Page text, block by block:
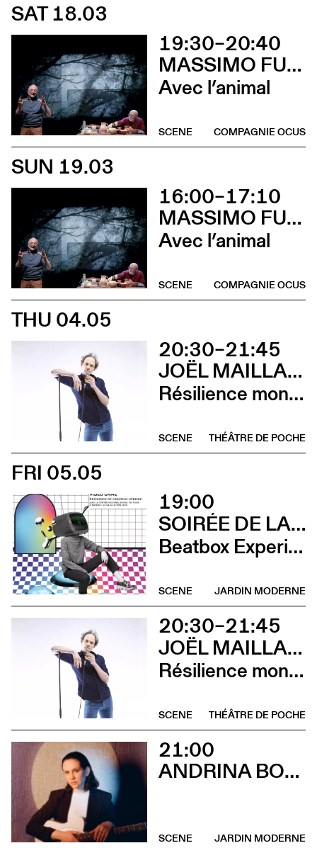
SAT 18.03
19:30–20:40
MASSIMO FURLAN & CLAIRE DE RIBAUPIERRE
Avec l’animal
COMPAGNIE OCUS
SCENE
SUN 19.03
16:00–17:10
MASSIMO FURLAN & CLAIRE DE RIBAUPIERRE
Avec l’animal
COMPAGNIE OCUS
SCENE
THU 04.05
20:30–21:45
JOËL MAILLARD
Résilience mon cul
THÉÂTRE DE POCHE
SCENE
FRI 05.05
19:00
SOIRÉE DE LANCEMENT DU CCS ON TOUR À RENNES
Beatbox Experimental Video Game + Andrina Bollinger
JARDIN MODERNE
SCENE
20:30–21:45
JOËL MAILLARD
Résilience mon cul
THÉÂTRE DE POCHE
SCENE
21:00
ANDRINA BOLLINGER
JARDIN MODERNE
SCENE